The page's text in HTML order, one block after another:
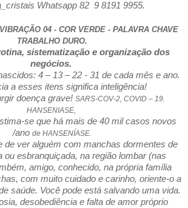
Whatsapp 82  9 8191 9955.
VIBRAÇÃO 04 - COR VERDE - PALAVRA CHAVE
TRABALHO DURO.
sistematização e organização dos
negócios.
4 – 13 – 22 - 31 de cada mês e ano.
a esses itens significa inteligência!
doença grave! SARS-COV-2, COVID – 19.
HANSENIASE,
se que há mais de 40 mil casos novos
/ano de HANSENÍASE.
de ver alguém com manchas dormentes de
ou esbranquiçada, na região lombar (nas
amigo, conhecido, na própria família
com muito cuidado e carinho, oriente-o a
saúde. Você pode está salvando uma vida.
desobediência e falta de amor próprio